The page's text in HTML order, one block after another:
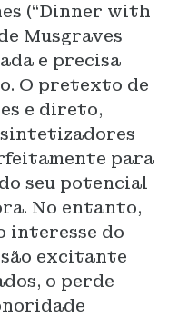
(“Dinner with
Musgraves
e precisa
O pretexto de
e direto,
para
seu potencial
No entanto,
interesse do
excitante
o perde